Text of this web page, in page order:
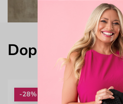
Doplň svůj look
-28%